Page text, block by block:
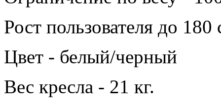
Рост пользователя до 180
Цвет - белый/черный
Вес кресла - 21 кг.